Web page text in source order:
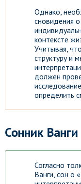
Однако,
сновидения
контексте
Учитывая,
структуру и
должен
определить
Сонник Ванги
Согласно
Ванги, сон о